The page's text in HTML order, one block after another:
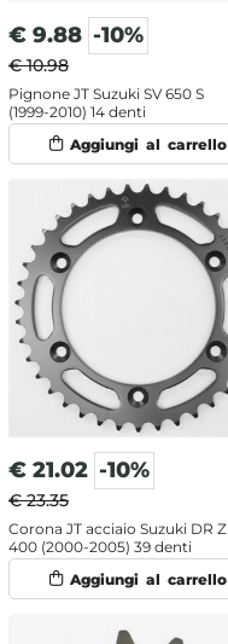
€ 9.88 -10%
€ 10.98
Pignone JT Suzuki SV 650 S
(1999-2010) 14 denti
€ 21.02 -10%
€ 23.35
Corona JT acciaio Suzuki DR Z
400 (2000-2005) 39 denti